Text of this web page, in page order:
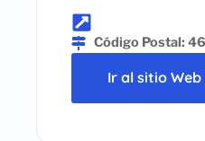
Código Postal:
Ir al sitio Web